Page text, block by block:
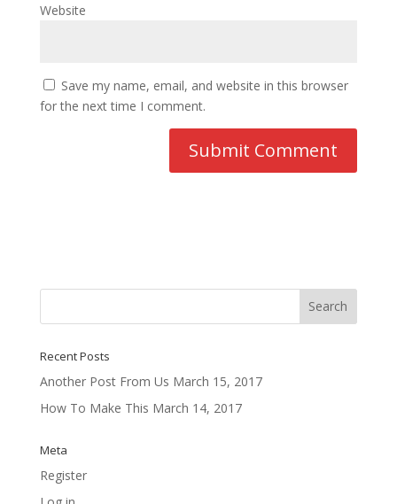
Website
Save my name, email, and website in this browser
for the next time I comment.
Recent Posts
Another Post From Us March 15, 2017
How To Make This March 14, 2017
Meta
Register